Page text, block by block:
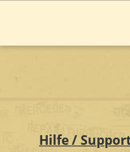
Hilfe /